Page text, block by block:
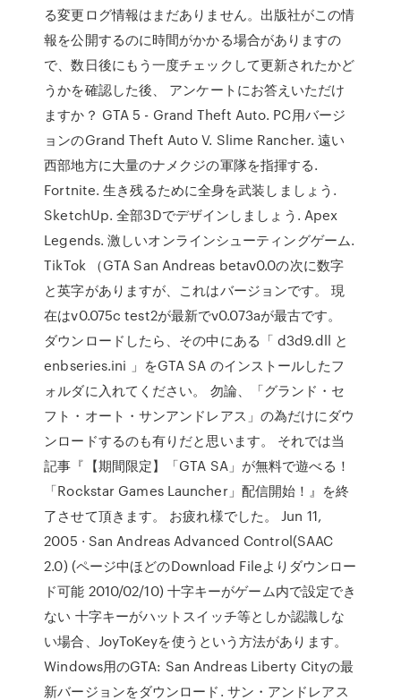
る変更ログ情報はまだありません。出版社がこの情
報を公開するのに時間がかかる場合がありますの
で、数日後にもう一度チェックして更新されたかど
うかを確認した後、 アンケートにお答えいただけ
ますか？ GTA 5 - Grand Theft Auto. PC用バージ
ョンのGrand Theft Auto V. Slime Rancher. 遠い
西部地方に大量のナメクジの軍隊を指揮する.
Fortnite. 生き残るために全身を武装しましょう.
SketchUp. 全部3Dでデザインしましょう. Apex
Legends. 激しいオンラインシューティングゲーム.
TikTok （GTA San Andreas betav0.0の次に数字
と英字がありますが、これはバージョンです。 現
在はv0.075c test2が最新でv0.073aが最古です。
ダウンロードしたら、その中にある「 d3d9.dll と
enbseries.ini 」をGTA SA のインストールしたフ
ォルダに入れてください。 勿論、「グランド・セ
フト・オート・サンアンドレアス」の為だけにダウ
ンロードするのも有りだと思います。 それでは当
記事『【期間限定】「GTA SA」が無料で遊べる！
「Rockstar Games Launcher」配信開始！』を終
了させて頂きます。 お疲れ様でした。 Jun 11,
2005 · San Andreas Advanced Control(SAAC
2.0) (ページ中ほどのDownload Fileよりダウンロー
ド可能 2010/02/10) 十字キーがゲーム内で設定でき
ない 十字キーがハットスイッチ等としか認識しな
い場合、JoyToKeyを使うという方法があります。
Windows用のGTA: San Andreas Liberty Cityの最
新バージョンをダウンロード. サン・アンドレアス